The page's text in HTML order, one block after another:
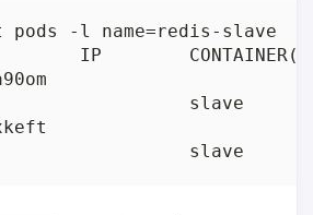
-l name=redis-slave
IP
a90om
xkeft
slave